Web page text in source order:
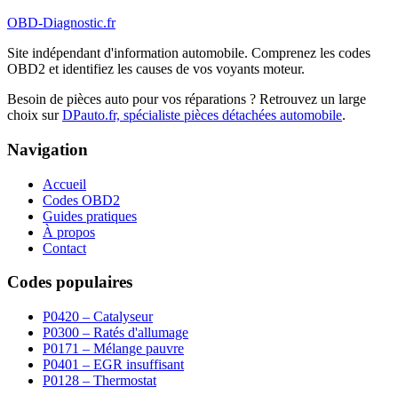
OBD-Diagnostic.fr
Site indépendant d'information automobile. Comprenez les codes
OBD2 et identifiez les causes de vos voyants moteur.
Besoin de pièces auto pour vos réparations ? Retrouvez un large
choix sur DPauto.fr, spécialiste pièces détachées automobile.
Navigation
Accueil
Codes OBD2
Guides pratiques
À propos
Contact
Codes populaires
P0420 – Catalyseur
P0300 – Ratés d'allumage
P0171 – Mélange pauvre
P0401 – EGR insuffisant
P0128 – Thermostat